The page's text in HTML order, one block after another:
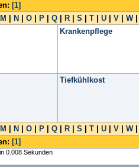
[1]
M N O P Q R S T U V W|
Krankenpflege
Tiefkühlkost
M N O P Q R S T U V W|
[1]
0.008 Sekunden